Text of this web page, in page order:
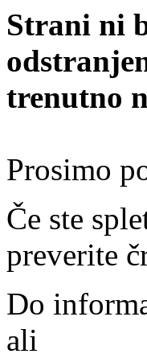
Strani ni
trenutno
Prosimo
Če ste
preverite
Do
ali